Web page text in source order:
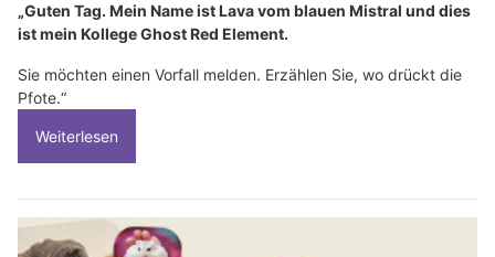
„Guten Tag. Mein Name ist Lava vom blauen Mistral und dies
ist mein Kollege Ghost Red Element.
Sie möchten einen Vorfall melden. Erzählen Sie, wo drückt die
Pfote.“
Weiterlesen